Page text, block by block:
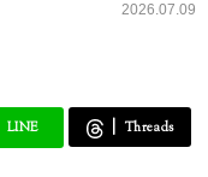
2026.07.09
LINE Threads